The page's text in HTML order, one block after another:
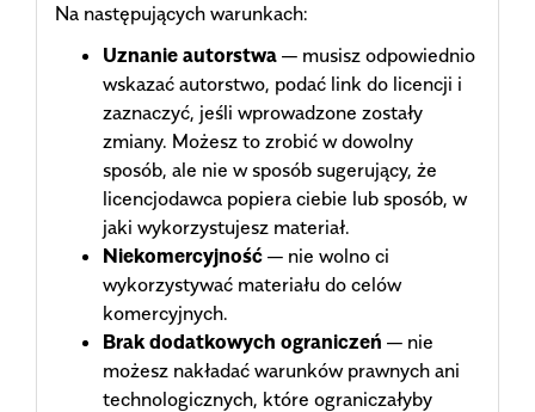
Na następujących warunkach:
Uznanie autorstwa — musisz odpowiednio
wskazać autorstwo, podać link do licencji i
zaznaczyć, jeśli wprowadzone zostały
zmiany. Możesz to zrobić w dowolny
sposób, ale nie w sposób sugerujący, że
licencjodawca popiera ciebie lub sposób, w
jaki wykorzystujesz materiał.
Niekomercyjność — nie wolno ci
wykorzystywać materiału do celów
komercyjnych.
Brak dodatkowych ograniczeń — nie
możesz nakładać warunków prawnych ani
technologicznych, które ograniczałyby